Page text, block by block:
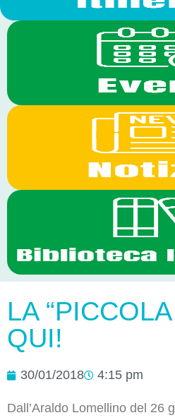
LA
QUI!
30/01/2018 4:15 pm
Dall’Araldo Lomellino del 26